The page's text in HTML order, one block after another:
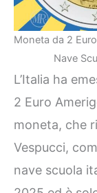
Moneta da 2
Nave
L’Italia ha
2 Euro
moneta, che
Vespucci,
nave scuola